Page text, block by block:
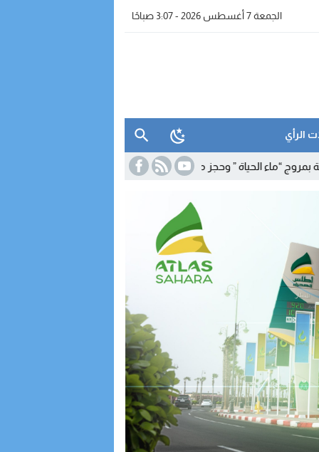
الجمعة 7 أغسطس 2026 - 3:07 صباحًا
الرأي
” وحجز معدات للتقطير 19:39 برنامج شتوي غير مسبوق لـ”رايان إير” يعزز